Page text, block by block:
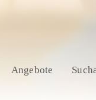
Angebote